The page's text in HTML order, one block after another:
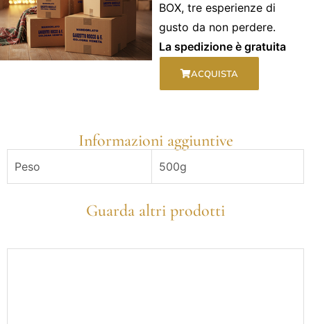
BOX, tre esperienze di
gusto da non perdere.
La spedizione è gratuita
ACQUISTA
Informazioni aggiuntive
Peso 500g
Guarda altri prodotti